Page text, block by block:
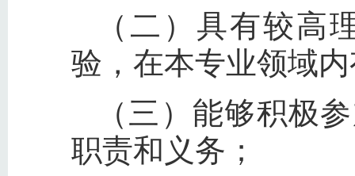
（二）具有较高
验，在本专业领域
（三）能够积极
职责和义务；